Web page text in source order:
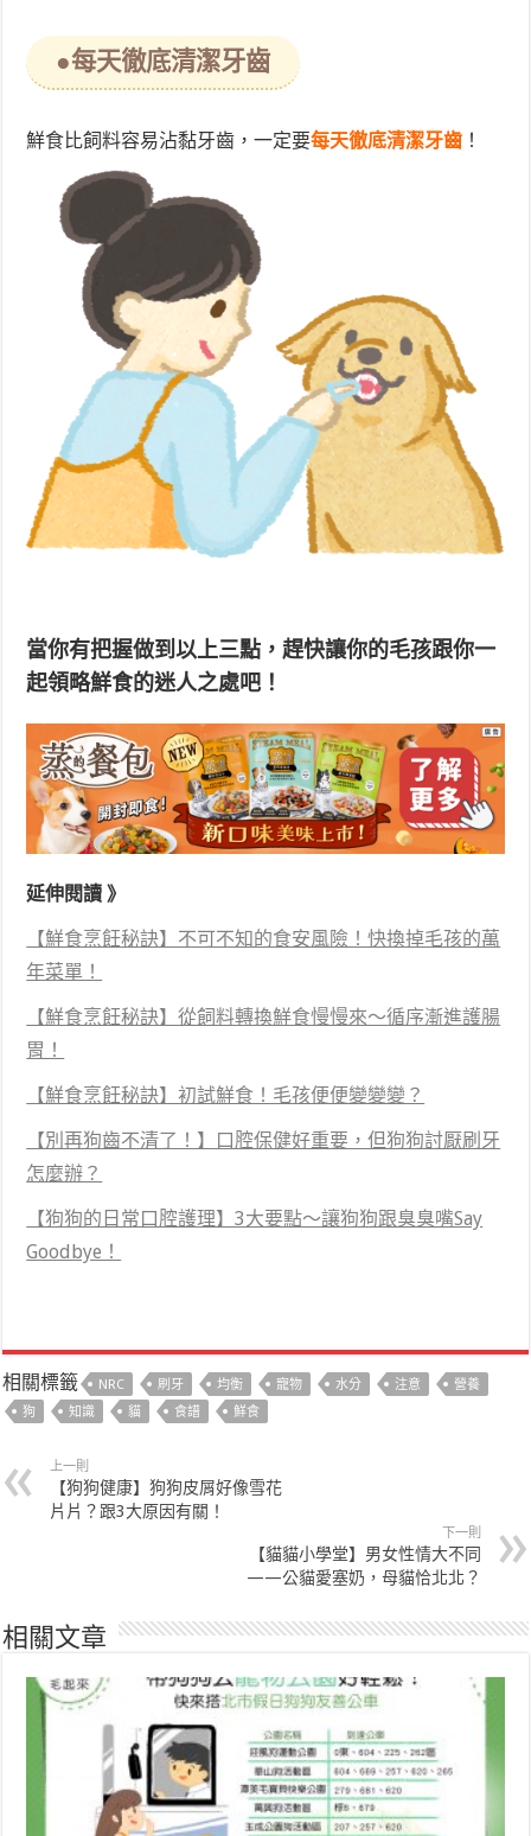
●每天徹底清潔牙齒
鮮食比飼料容易沾黏牙齒，一定要每天徹底清潔牙齒 ！
當你有把握做到以上三點，趕快讓你的毛孩跟你一
起領略鮮食的迷人之處吧！
延伸閱讀 》
【鮮食烹飪秘訣】不可不知的食安風險！快換掉毛孩的萬
年菜單！
【鮮食烹飪秘訣】從飼料轉換鮮食慢慢來～循序漸進護腸
胃！
【鮮食烹飪秘訣】初試鮮食！毛孩便便變變變？
【別再狗齒不清了！】口腔保健好重要，但狗狗討厭刷牙
怎麼辦？
【狗狗的日常口腔護理】3大要點～讓狗狗跟臭臭嘴Say
Goodbye！
相關標籤 NRC 刷牙 均衡 寵物 水分 注意
營養
狗
知識 貓 食譜 鮮食
上一則
【狗狗健康】狗狗皮屑好像雪花
片片？跟3大原因有關！
下一則
【貓貓小學堂】男女性情大不同
——公貓愛塞奶，母貓恰北北？
相關文章